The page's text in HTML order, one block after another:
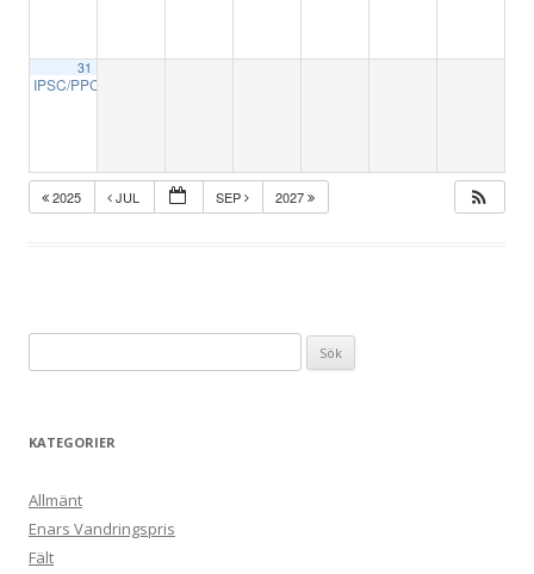
31
IPSC/PPC-sport
2025 JUL SEP 2027
efter:
KATEGORIER
Allmänt
Enars Vandringspris
Fält